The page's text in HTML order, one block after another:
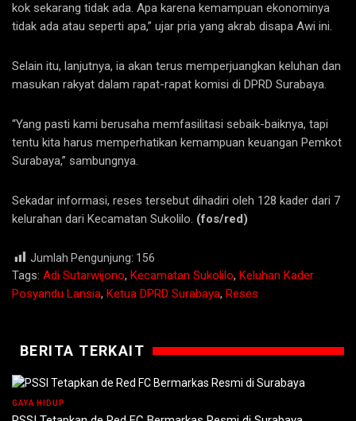
kok sekarang tidak ada. Apa karena kemampuan ekonominya
tidak ada atau seperti apa,” ujar pria yang akrab disapa Awi ini.
Selain itu, lanjutnya, ia akan terus memperjuangkan keluhan dan
masukan rakyat dalam rapat-rapat komisi di DPRD Surabaya.
“Yang pasti kami berusaha memfasilitasi sebaik-baiknya, tapi
tentu kita harus memperhatikan kemampuan keuangan Pemkot
Surabaya,” sambungnya.
Sekadar informasi, reses tersebut dihadiri oleh 128 kader dari 7
kelurahan dari Kecamatan Sukolilo. (fos/red)
Jumlah Pengunjung: 156
Tags: Adi Sutarwijono, Kecamatan Sukolilo, Keluhan Kader
Posyandu Lansia, Ketua DPRD Surabaya, Reses
BERITA TERKAIT
GAYA HIDUP